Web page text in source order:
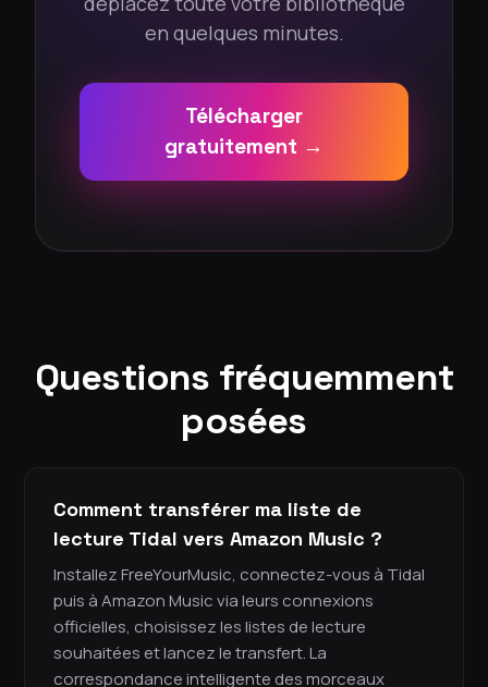
en quelques minutes.
Télécharger
gratuitement →
Questions fréquemment
posées
Comment transférer ma liste de
lecture Tidal vers Amazon Music ?
Installez FreeYourMusic, connectez-vous à Tidal
puis à Amazon Music via leurs connexions
officielles, choisissez les listes de lecture
souhaitées et lancez le transfert. La
correspondance intelligente des morceaux